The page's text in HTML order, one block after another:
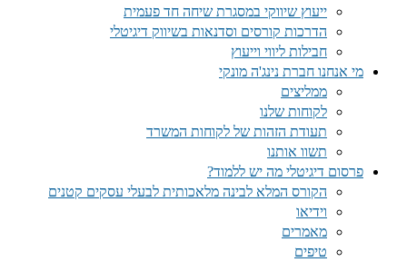
ייעוץ שיווקי במסגרת שיחה חד פעמית​
הדרכות קורסים וסדנאות בשיווק דיגיטלי
חבילות ליווי וייעוץ
מי אנחנו חברת נינג'ה מונקי
ממליצים
לקוחות שלנו
תעודת הזהות של לקוחות המשרד
תשוו אותנו
פרסום דיגיטלי מה יש ללמוד?
הקורס המלא לבינה מלאכותית לבעלי עסקים קטנים
וידיאו
מאמרים
טיפים